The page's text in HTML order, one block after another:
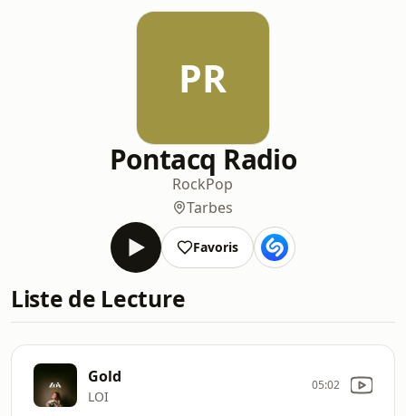
PR
Pontacq Radio
RockPop
Tarbes
Favoris
Liste de Lecture
Gold
LOI
05:02